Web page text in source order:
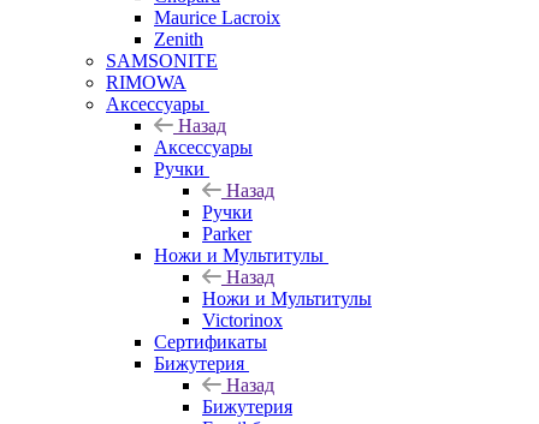
Maurice Lacroix
Zenith
SAMSONITE
RIMOWA
Аксессуары
Назад
Аксессуары
Ручки
Назад
Ручки
Parker
Ножи и Мультитулы
Назад
Ножи и Мультитулы
Victorinox
Сертификаты
Бижутерия
Назад
Бижутерия